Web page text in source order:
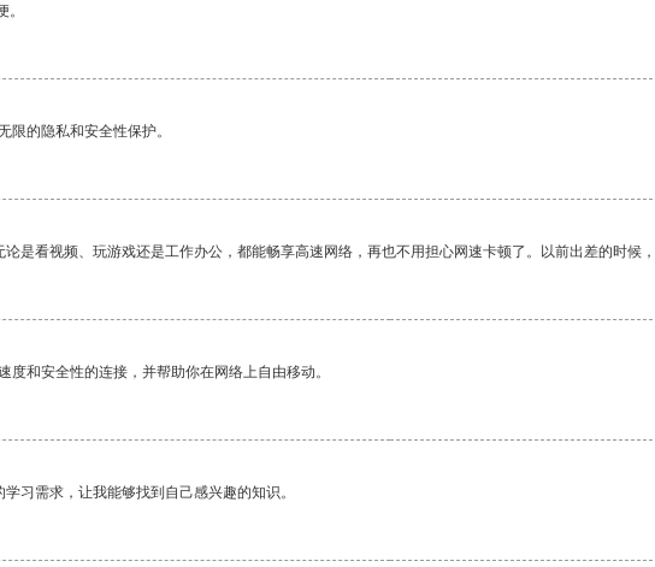
限的隐私和安全性保护。
是看视频、玩游戏还是工作办公，都能畅享高速网络，再也不用担心网速卡顿了。以前出差的时候
和安全性的连接，并帮助你在网络上自由移动。
习需求，让我能够找到自己感兴趣的知识。